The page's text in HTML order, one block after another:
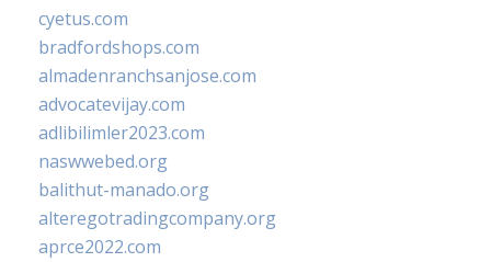
cyetus.com
bradfordshops.com
almadenranchsanjose.com
advocatevijay.com
adlibilimler2023.com
naswwebed.org
balithut-manado.org
alteregotradingcompany.org
aprce2022.com